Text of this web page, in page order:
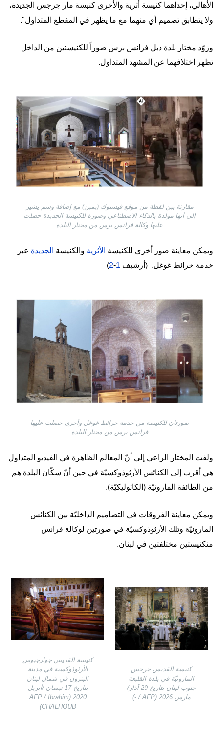
الأهالي، إحداهما كنيسة أثرية والأخرى كنيسة مار جرجس الجديدة،
ولا يتطابق تصميم أي منهما مع ما يظهر في المقطع المتداول".
وزوّد مختار بلدة دبل فرانس برس صوراً للكنيستين من الداخل
تظهر اختلافهما عن المشهد المتداول.
Image
مقارنة بين لقطة من موقع فيسبوك (يمين) مع إضافة وسم يشير
إلى أنها مولدة بالذكاء الاصطناعي وصورة للكنيسة الجديدة حصلت
عليها وكالة فرانس برس من مختار البلدة
ويمكن معاينة صور أخرى للكنيسة الأثرية والكنيسة الجديدة عبر
خدمة خرائط غوغل. (أرشيف 1
-
2
)
صورتان للكنيسة من خدمة خرائط غوغل وأخرى حصلت عليها
فرانس برس من مختار البلدة
ولفت المختار الراعي إلى أنّ المعالم الظاهرة في الفيديو المتداول
هي أقرب إلى الكنائس الأرثوذوكسيّة في حين أنّ سكّان البلدة هم
من الطائفة المارونيّة (الكاثوليكيّة).
ويمكن معاينة الفروقات في التصاميم الداخليّة بين الكنائس
المارونيّة وتلك الأرثوذوكسيّة في صورتين لوكالة فرانس
منكنيستين مختلفتين في لبنان.
Image
كنيسة القديس جرجس
المارونيّة في بلدة القليعة
جنوب لبنان بتاريخ 29 آذار/
مارس 2026 (AFP / -)
Image
كنيسة القديس جوارجيوس
الأرثوذوكسية في مدينة
البترون في شمال لبنان
بناريخ 17 نيسان /أبريل
2020 (AFP / Ibrahim
CHALHOUB)